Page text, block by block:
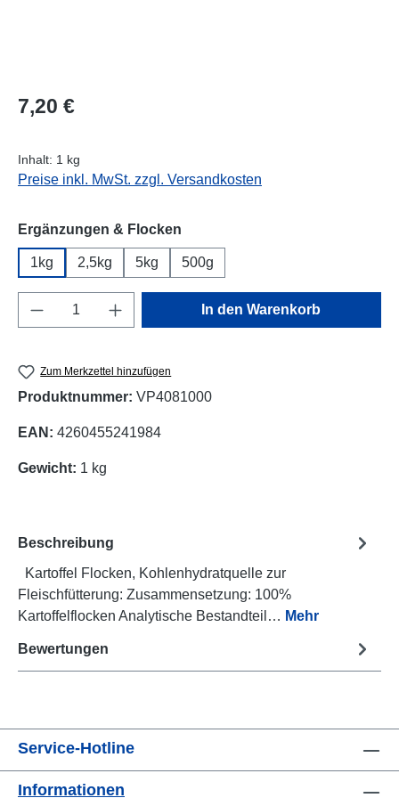
Regulärer Preis:
7,20 €
Inhalt: 1 kg
Preise inkl. MwSt. zzgl. Versandkosten
Ergänzungen & Flocken
1kg 2,5kg 5kg 500g
Produkt Anzahl: Gib den gewünschten
In den Warenkorb
Zum Merkzettel hinzufügen
Produktnummer: VP4081000
EAN: 4260455241984
Gewicht: 1 kg
Beschreibung
Kartoffel Flocken, Kohlenhydratquelle zur
Fleischfütterung: Zusammensetzung: 100%
Kartoffelflocken Analytische Bestandteil… Mehr
Bewertungen
Service-Hotline
Informationen